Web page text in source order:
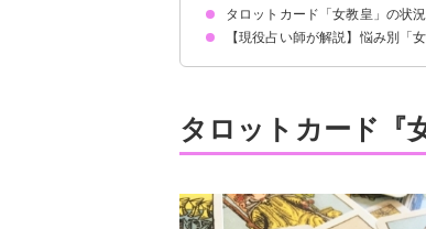
絵柄の示す意味
正位置が出た時の基本的な意味・解
逆位置が出た時の基本的な意味・解
タロットカード「女教皇」の状
恋愛｜正位置が出た時
恋愛｜逆位置が出た時
相手の気持ち｜正位置が出た時
相手の気持ち｜逆位置が出た時
復縁｜正位置が出た時
復縁｜逆位置が出た時
片思いの未来｜正位置が出た時
片思いの未来｜逆位置が出た時
仕事｜正位置が出た時
仕事｜逆位置が出た時
人間関係｜正位置が出た時
人間関係｜逆位置が出た時
金運｜正位置が出た時
金運｜逆位置が出た時
【現役占い師が解説】悩み別「
タロットカード『